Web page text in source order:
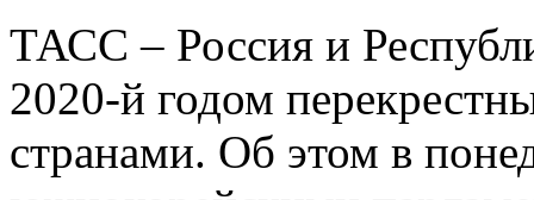
ТАСС – Россия и
2020-й годом
странами. Об этом в